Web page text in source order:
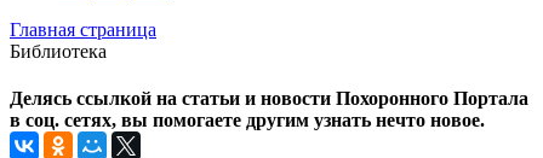
Главная страница
Библиотека
Делясь ссылкой на статьи и новости Похоронного Портала
в соц. сетях, вы помогаете другим узнать нечто новое.